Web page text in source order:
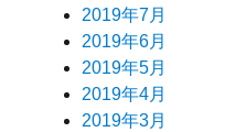
2019年7月
2019年6月
2019年5月
2019年4月
2019年3月